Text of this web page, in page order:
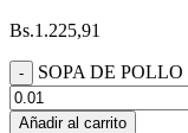
Bs.1.225,91
SOPA DE
Añadir al carrito